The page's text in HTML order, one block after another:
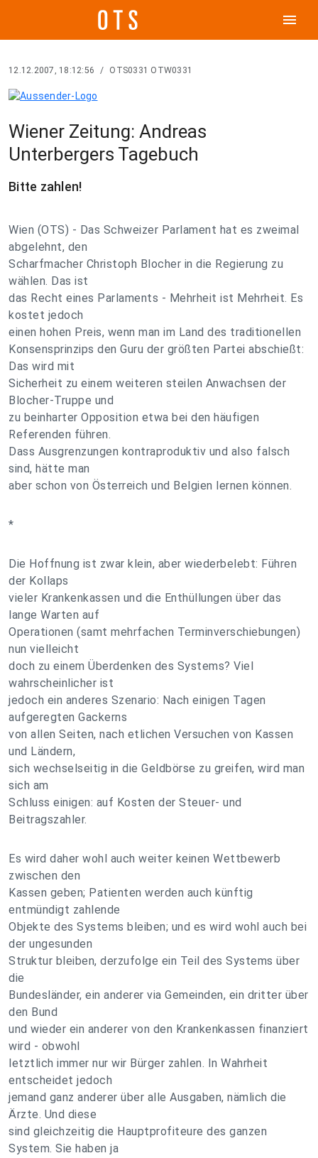
menu
12.12.2007, 18:12:56 / OTS0331 OTW0331
Wiener Zeitung: Andreas
Unterbergers Tagebuch
Bitte zahlen!
Wien (OTS) - Das Schweizer Parlament hat es zweimal
abgelehnt, den
Scharfmacher Christoph Blocher in die Regierung zu
wählen. Das ist
das Recht eines Parlaments - Mehrheit ist Mehrheit. Es
kostet jedoch
einen hohen Preis, wenn man im Land des traditionellen
Konsensprinzips den Guru der größten Partei abschießt:
Das wird mit
Sicherheit zu einem weiteren steilen Anwachsen der
Blocher-Truppe und
zu beinharter Opposition etwa bei den häufigen
Referenden führen.
Dass Ausgrenzungen kontraproduktiv und also falsch
sind, hätte man
aber schon von Österreich und Belgien lernen können.
*
Die Hoffnung ist zwar klein, aber wiederbelebt: Führen
der Kollaps
vieler Krankenkassen und die Enthüllungen über das
lange Warten auf
Operationen (samt mehrfachen Terminverschiebungen)
nun vielleicht
doch zu einem Überdenken des Systems? Viel
wahrscheinlicher ist
jedoch ein anderes Szenario: Nach einigen Tagen
aufgeregten Gackerns
von allen Seiten, nach etlichen Versuchen von Kassen
und Ländern,
sich wechselseitig in die Geldbörse zu greifen, wird man
sich am
Schluss einigen: auf Kosten der Steuer- und
Beitragszahler.
Es wird daher wohl auch weiter keinen Wettbewerb
zwischen den
Kassen geben; Patienten werden auch künftig
entmündigt zahlende
Objekte des Systems bleiben; und es wird wohl auch bei
der ungesunden
Struktur bleiben, derzufolge ein Teil des Systems über
die
Bundesländer, ein anderer via Gemeinden, ein dritter über
den Bund
und wieder ein anderer von den Krankenkassen finanziert
wird - obwohl
letztlich immer nur wir Bürger zahlen. In Wahrheit
entscheidet jedoch
jemand ganz anderer über alle Ausgaben, nämlich die
Ärzte. Und diese
sind gleichzeitig die Hauptprofiteure des ganzen
System. Sie haben ja